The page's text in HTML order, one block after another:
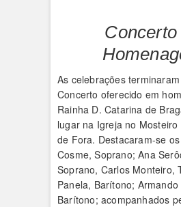
Concerto
As celebrações
Concerto oferecido em
Rainha D. Catarina de
lugar na Igreja no
de Fora. Destacaram-se
Cosme, Soprano; Ana
Soprano, Carlos Monteiro,
Panela, Barítono; Armando
Barítono; acompanhados